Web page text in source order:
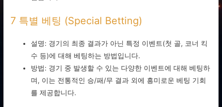
7 특별 베팅 (Special Betting)
설명: 경기의 최종 결과가 아닌 특정 이벤트(첫 골, 코너 킥
수 등)에 대해 베팅하는 방법입니다.
방법: 경기 중 발생할 수 있는 다양한 이벤트에 대해 베팅하
며, 이는 전통적인 승/패/무 결과 외에 흥미로운 베팅 기회
를 제공합니다.